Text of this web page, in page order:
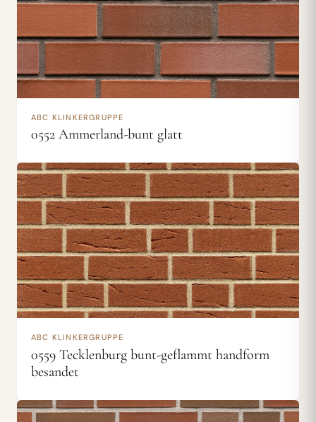
ABC KLINKERGRUPPE
0552 Ammerland-bunt glatt
ABC KLINKERGRUPPE
0559 Tecklenburg bunt-geflammt handform
besandet